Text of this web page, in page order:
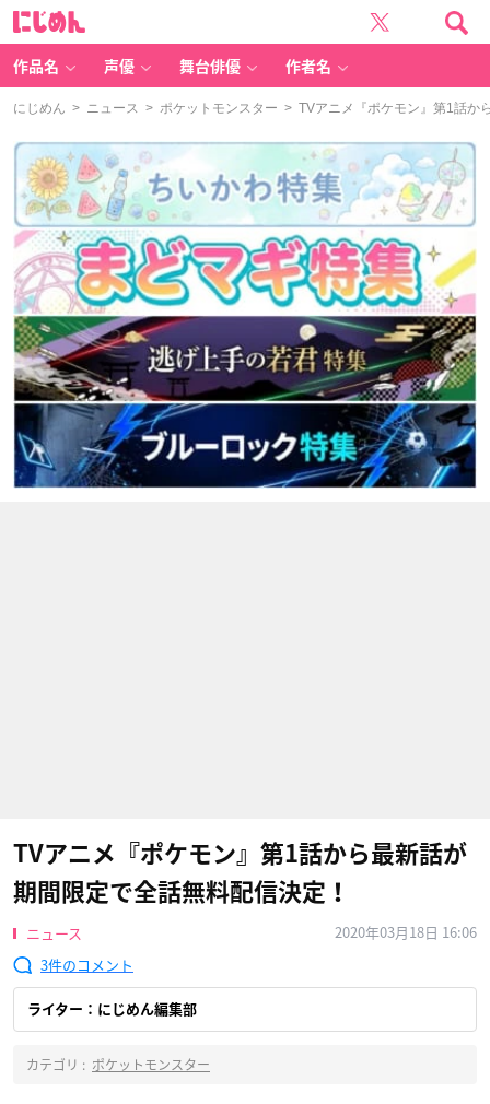
作品名 声優 舞台俳優 作者名
にじめん > ニュース > ポケットモンスター > TVアニメ『ポケモン』第1話か
TVアニメ『ポケモン』第1話から最新話が
期間限定で全話無料配信決定！
ニュース
2020年03月18日 16:06
3
ライター：にじめん編集部
カテゴリ : ポケットモンスター